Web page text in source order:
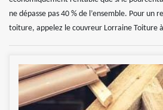
ne dépasse pas 40 % de l’ensemble. Pour un
toiture, appelez le couvreur Lorraine Toiture